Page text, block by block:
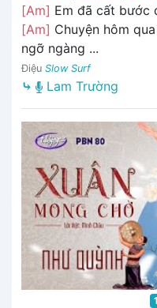
[Am] Em đã cất bước
[Am] Chuyện hôm
ngỡ ngàng ...
Điệu Slow Surf
⤷ Lam Trường